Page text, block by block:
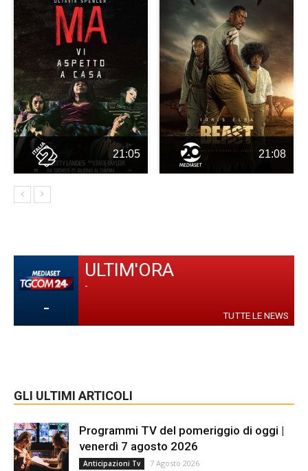
21:05 21:08
-
ULTIM'ORA
-
TUTTE LE NEWS
GLI ULTIMI ARTICOLI
Programmi TV del pomeriggio di oggi |
venerdì 7 agosto 2026
Anticipazioni Tv 7 Agosto 2026